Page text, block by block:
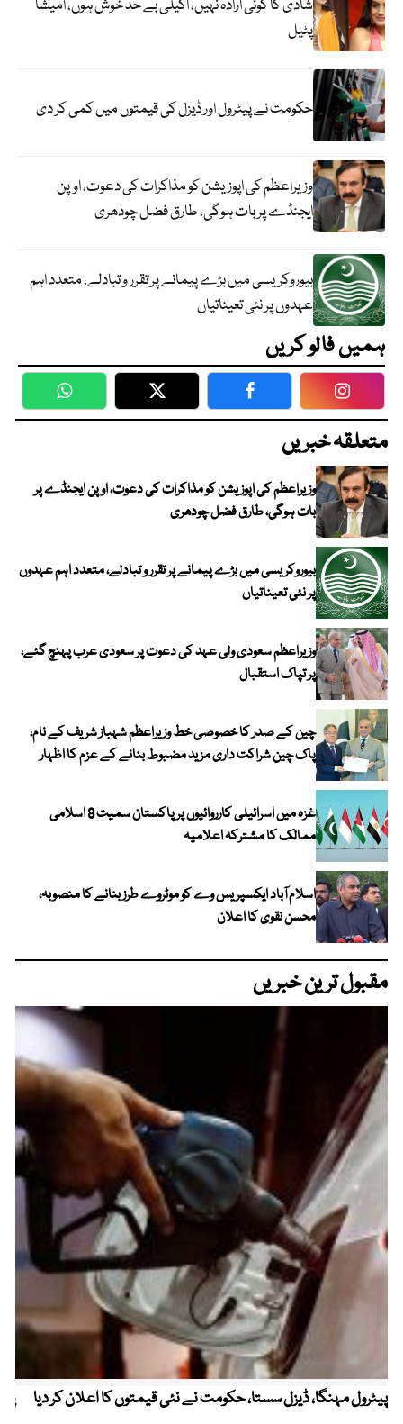
شادی کا کوئی ارادہ نہیں، اکیلی بے حد خوش ہوں، امیشا
پٹیل
حکومت نے پیٹرول اور ڈیزل کی قیمتوں میں کمی کر دی
وزیراعظم کی اپوزیشن کو مذاکرات کی دعوت، اوپن
ایجنڈے پر بات ہوگی، طارق فضل چودھری
بیوروکریسی میں بڑے پیمانے پر تقرر و تبادلے، متعدد اہم
عہدوں پر نئی تعیناتیاں
ہمیں فالو کریں
WhatsApp Twitter Facebook
متعلقہ خبریں
وزیراعظم کی اپوزیشن کو مذاکرات کی دعوت، اوپن ایجنڈے پر
بات ہوگی، طارق فضل چودھری
بیوروکریسی میں بڑے پیمانے پر تقرر و تبادلے، متعدد اہم عہدوں
پر نئی تعیناتیاں
وزیراعظم سعودی ولی عہد کی دعوت پر سعودی عرب پہنچ گئے،
پر تپاک استقبال
چین کے صدر کا خصوصی خط وزیراعظم شہباز شریف کے نام،
پاک چین شراکت داری مزید مضبوط بنانے کے عزم کا اظہار
غزہ میں اسرائیلی کارروائیوں پر پاکستان سمیت 8 اسلامی
ممالک کا مشترکہ اعلامیہ
اسلام آباد ایکسپریس وے کو موٹروے طرز بنانے کا منصوبہ،
محسن نقوی کا اعلان
مقبول ترین خبریں
پیٹرول مہنگا، ڈیزل سستا، حکومت نے نئی قیمتوں کا اعلان کر دیا